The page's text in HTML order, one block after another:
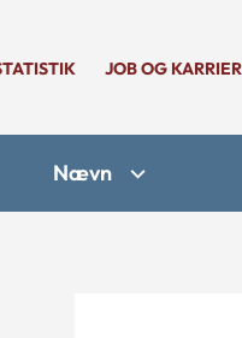
JOB OG
Nævn